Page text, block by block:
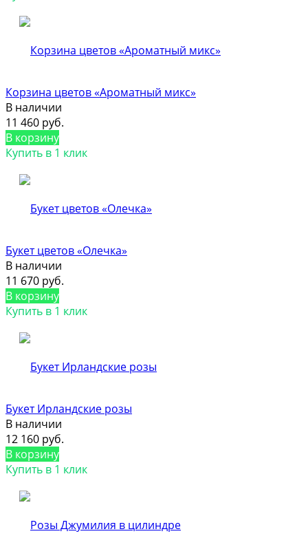
Корзина цветов «Ароматный микс»
В наличии
11 460 руб.
В корзину
Купить в 1 клик
Букет цветов «Олечка»
В наличии
11 670 руб.
В корзину
Купить в 1 клик
Букет Ирландские розы
В наличии
12 160 руб.
В корзину
Купить в 1 клик